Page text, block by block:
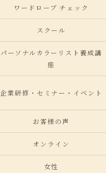
ワードローブ チェック
スクール
パーソナルカラーリスト養成講
座
企業研修・セミナー・イベント
お客様の声
オンライン
女性